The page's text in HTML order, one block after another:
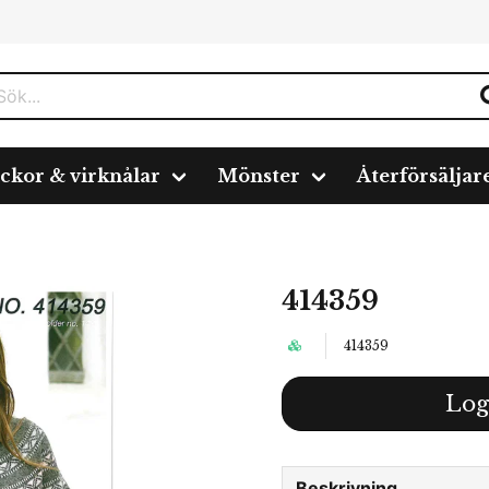
& virknålar Mönster
414359
414359